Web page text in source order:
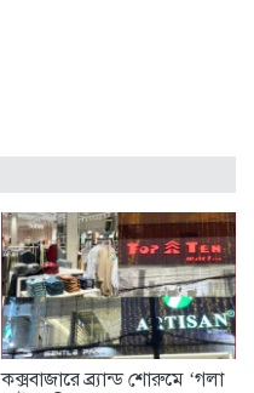
কক্সবাজারে ব্র্যান্ড শোরুমে ‘গলা